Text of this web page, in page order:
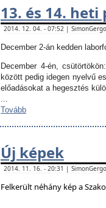
13. és 14.
2014. 12. 04. - 07:52 |
December 2-án kedden
December 4-én, csütörtökön:
között pedig idegen nyelvű
előadásokat a hegesztés
...
Tovább
Új képek
2014. 11. 16. - 20:31 |
Felkerült néhány kép a